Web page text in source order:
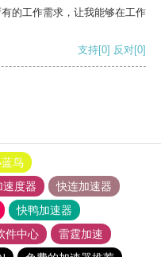
的工作需求，让我能够在工作
支持[0] 反对[0]
鸟
速度器
快连加速器
快鸭加速器
件中心
雷霆加速